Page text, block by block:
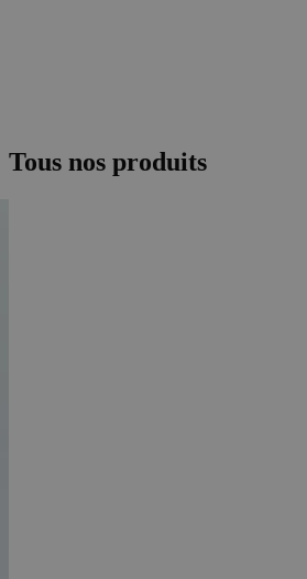
Tous nos produits